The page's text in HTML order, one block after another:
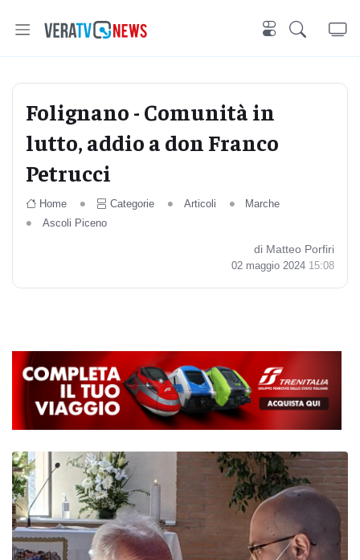
Folignano - Comunità in
lutto, addio a don Franco
Petrucci
Home Categorie Articoli
Marche
Ascoli Piceno
di Matteo Porfiri
02 maggio 2024 15:08